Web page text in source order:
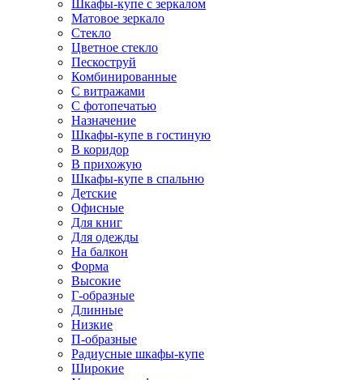
Шкафы-купе с зеркалом
Матовое зеркало
Стекло
Цветное стекло
Пескоструй
Комбинированные
С витражами
С фотопечатью
Назначение
Шкафы-купе в гостиную
В коридор
В прихожую
Шкафы-купе в спальню
Детские
Офисные
Для книг
Для одежды
На балкон
Форма
Высокие
Г-образные
Длинные
Низкие
П-образные
Радиусные шкафы-купе
Широкие